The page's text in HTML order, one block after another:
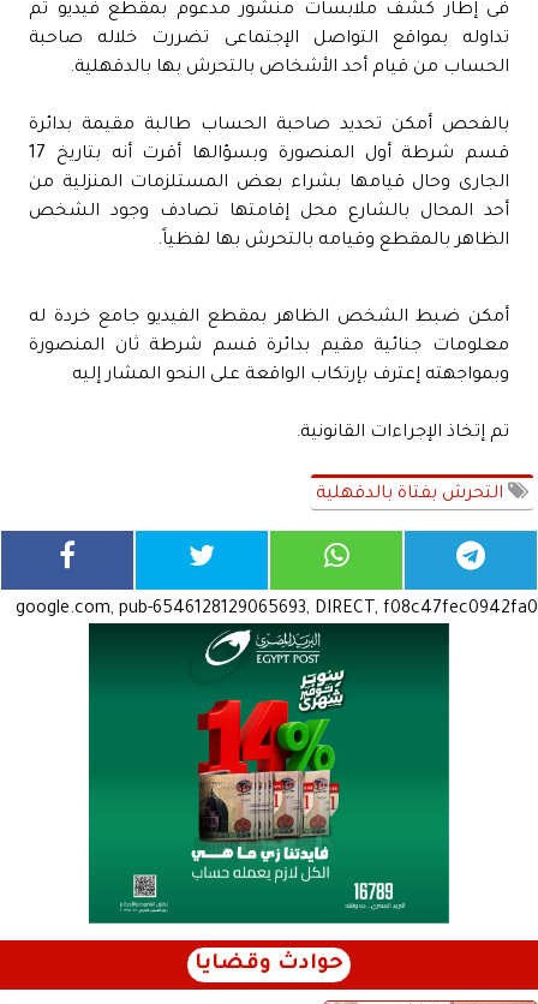
فى إطار كشف ملابسات منشور مدعوم بمقطع فيديو تم
تداوله بمواقع التواصل الإجتماعى تضررت خلاله صاحبة
الحساب من قيام أحد الأشخاص بالتحرش بها بالدقهلية.
بالفحص أمكن تحديد صاحبة الحساب طالبة مقيمة بدائرة
قسم شرطة أول المنصورة وبسؤالها أقرت أنه بتاريخ 17
الجارى وحال قيامها بشراء بعض المستلزمات المنزلية من
أحد المحال بالشارع محل إقامتها تصادف وجود الشخص
الظاهر بالمقطع وقيامه بالتحرش بها لفظياً.
أمكن ضبط الشخص الظاهر بمقطع الفيديو جامع خردة له
معلومات جنائية مقيم بدائرة قسم شرطة ثان المنصورة
وبمواجهته إعترف بإرتكاب الواقعة على النحو المشار إليه
تم إتخاذ الإجراءات القانونية.
التحرش بفتاة بالدقهلية
google.com, pub-6546128129065693, DIRECT, f08c47fec0942fa0
حوادث وقضايا